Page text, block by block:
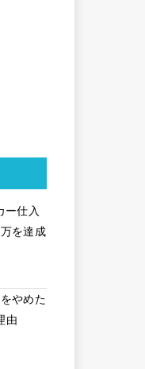
ー仕入
を達成
やめた
由